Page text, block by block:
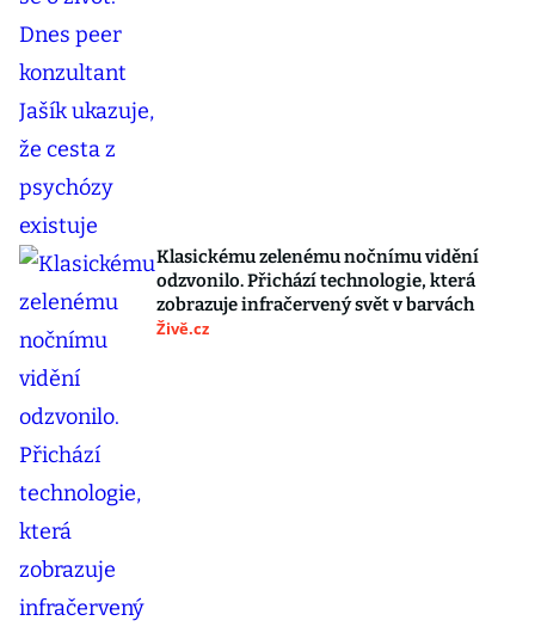
Klasickému zelenému nočnímu vidění
odzvonilo. Přichází technologie, která
zobrazuje infračervený svět v barvách
Živě.cz